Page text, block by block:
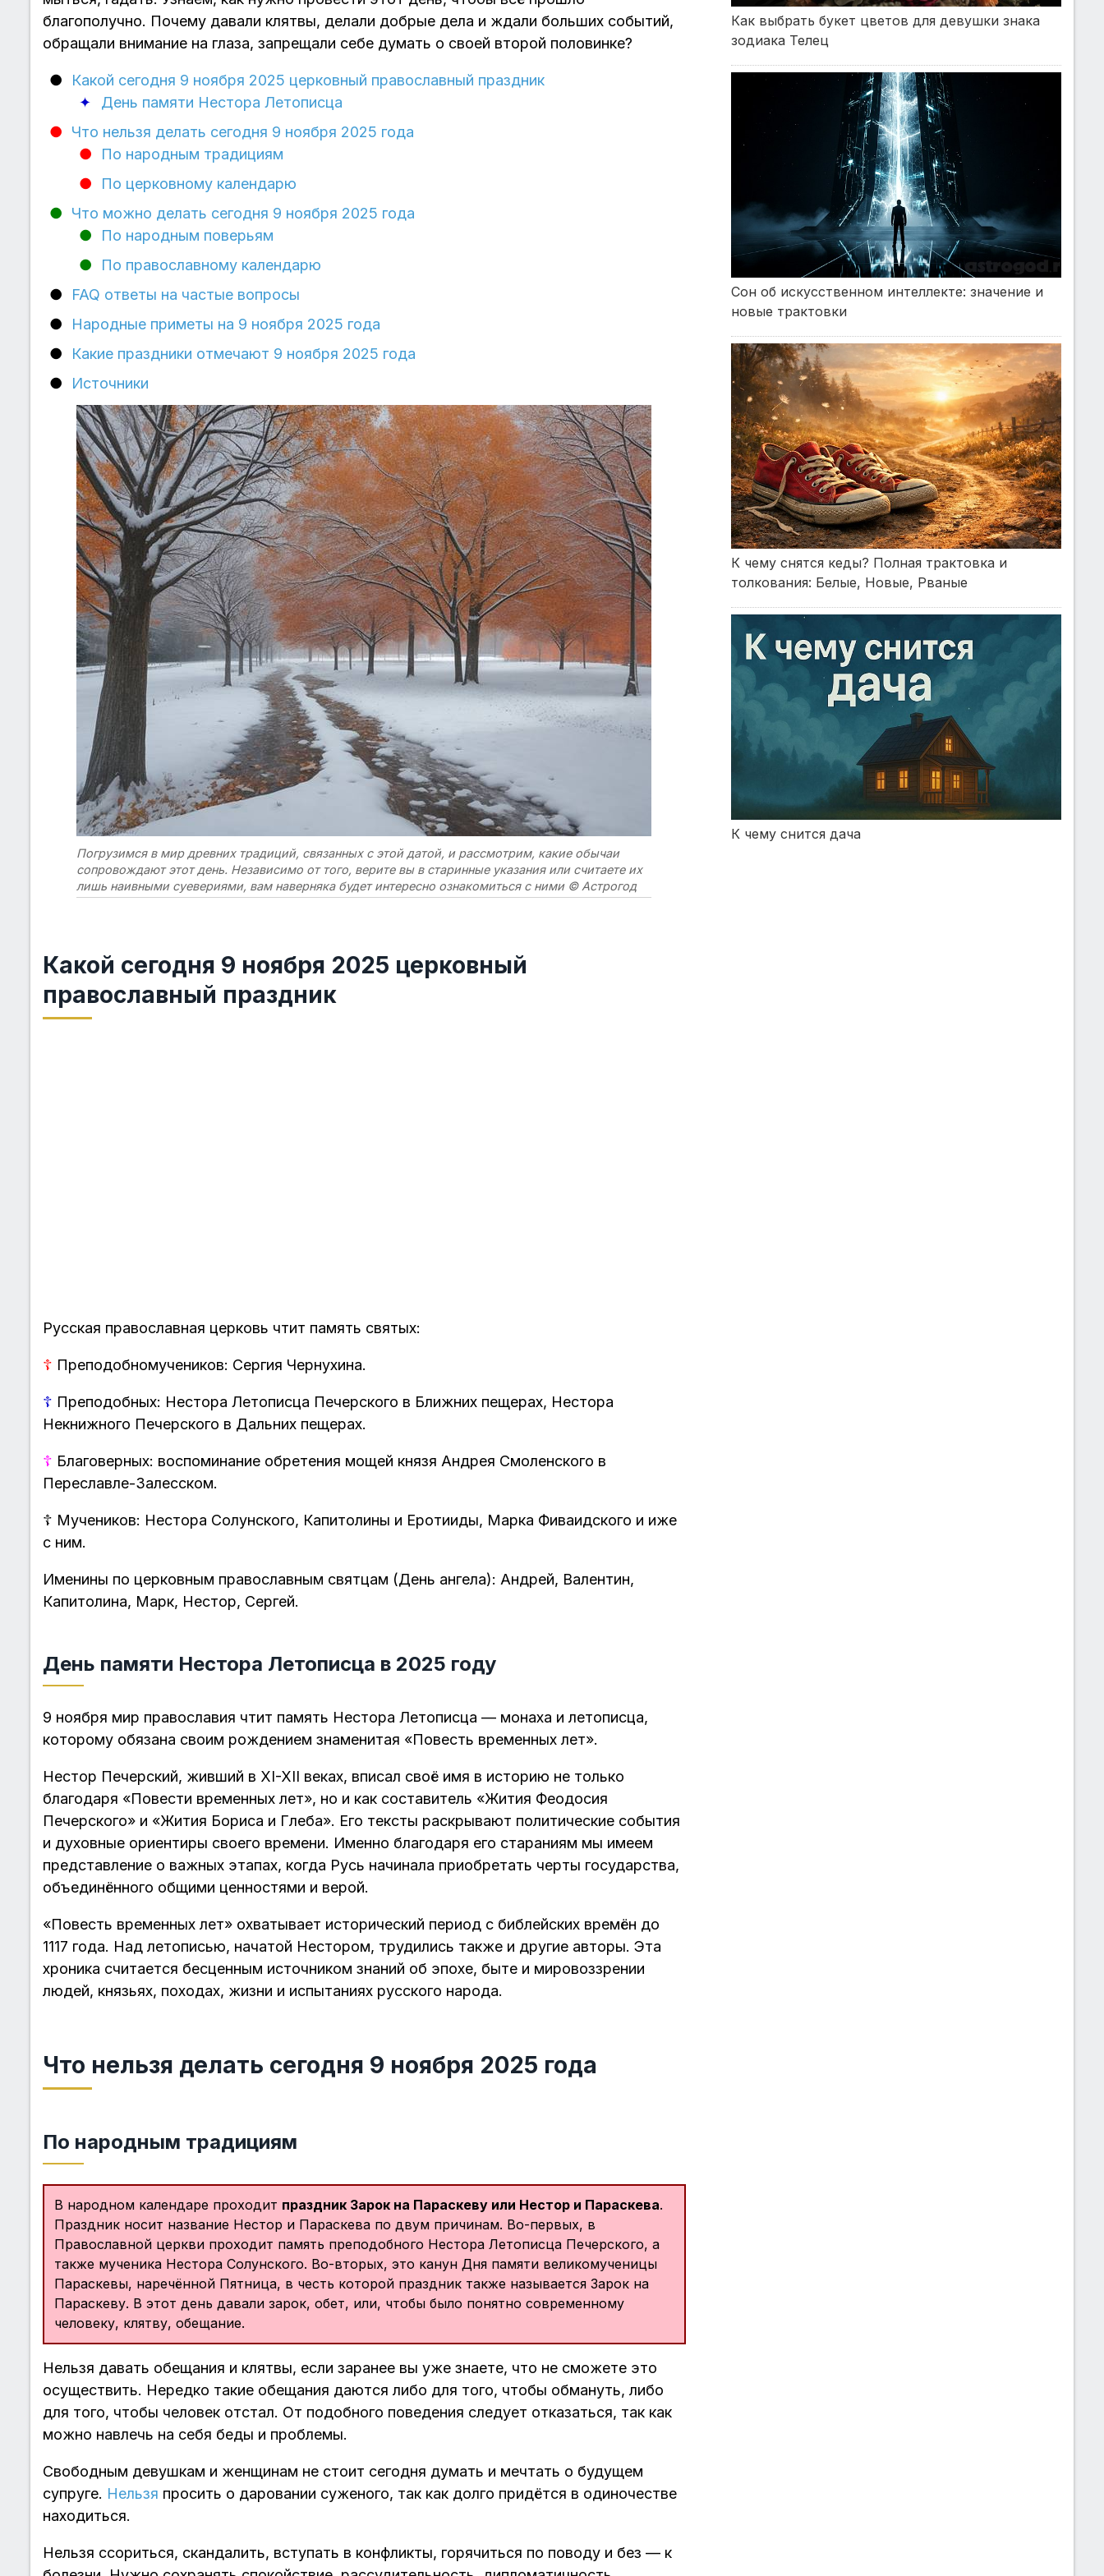
благополучно. Почему давали клятвы, делали добрые дела и ждали больших событий,
обращали внимание на глаза, запрещали себе думать о своей второй половинке?
Какой сегодня 9 ноября 2025 церковный православный праздник
День памяти Нестора Летописца
Что нельзя делать сегодня 9 ноября 2025 года
По народным традициям
По церковному календарю
Что можно делать сегодня 9 ноября 2025 года
По народным поверьям
По православному календарю
FAQ ответы на частые вопросы
Народные приметы на 9 ноября 2025 года
Какие праздники отмечают 9 ноября 2025 года
Источники
Погрузимся в мир древних традиций, связанных с этой датой, и рассмотрим, какие обычаи
сопровождают этот день. Независимо от того, верите вы в старинные указания или считаете их
лишь наивными суевериями, вам наверняка будет интересно ознакомиться с ними © Астрогод
Какой сегодня 9 ноября 2025 церковный
православный праздник
Русская православная церковь чтит память святых:
☦ Преподобномучеников: Сергия Чернухина.
☦ Преподобных: Нестора Летописца Печерского в Ближних пещерах, Нестора
Некнижного Печерского в Дальних пещерах.
☦ Благоверных: воспоминание обретения мощей князя Андрея Смоленского в
Переславле-Залесском.
☦ Мучеников: Нестора Солунского, Капитолины и Еротииды, Марка Фиваидского и иже
с ним.
Именины по церковным православным святцам (День ангела): Андрей, Валентин,
Капитолина, Марк, Нестор, Сергей.
День памяти Нестора Летописца в 2025 году
9 ноября мир православия чтит память Нестора Летописца — монаха и летописца,
которому обязана своим рождением знаменитая «Повесть временных лет».
Нестор Печерский, живший в XI-XII веках, вписал своё имя в историю не только
благодаря «Повести временных лет», но и как составитель «Жития Феодосия
Печерского» и «Жития Бориса и Глеба». Его тексты раскрывают политические события
и духовные ориентиры своего времени. Именно благодаря его стараниям мы имеем
представление о важных этапах, когда Русь начинала приобретать черты государства,
объединённого общими ценностями и верой.
«Повесть временных лет» охватывает исторический период с библейских времён до
1117 года. Над летописью, начатой Нестором, трудились также и другие авторы. Эта
хроника считается бесценным источником знаний об эпохе, быте и мировоззрении
людей, князьях, походах, жизни и испытаниях русского народа.
Что нельзя делать сегодня 9 ноября 2025 года
По народным традициям
В народном календаре проходит праздник Зарок на Параскеву или Нестор и Параскева.
Праздник носит название Нестор и Параскева по двум причинам. Во-первых, в
Православной церкви проходит память преподобного Нестора Летописца Печерского, а
также мученика Нестора Солунского. Во-вторых, это канун Дня памяти великомученицы
Параскевы, наречённой Пятница, в честь которой праздник также называется Зарок на
Параскеву. В этот день давали зарок, обет, или, чтобы было понятно современному
человеку, клятву, обещание.
Нельзя давать обещания и клятвы, если заранее вы уже знаете, что не сможете это
осуществить. Нередко такие обещания даются либо для того, чтобы обмануть, либо
для того, чтобы человек отстал. От подобного поведения следует отказаться, так как
можно навлечь на себя беды и проблемы.
Свободным девушкам и женщинам не стоит сегодня думать и мечтать о будущем
супруге. Нельзя просить о даровании суженого, так как долго придётся в одиночестве
находиться.
Нельзя ссориться, скандалить, вступать в конфликты, горячиться по поводу и без — к
Как выбрать букет цветов для девушки знака
зодиака Телец
Сон об искусственном интеллекте: значение и
новые трактовки
К чему снятся кеды? Полная трактовка и
толкования: Белые, Новые, Рваные
К чему снится дача